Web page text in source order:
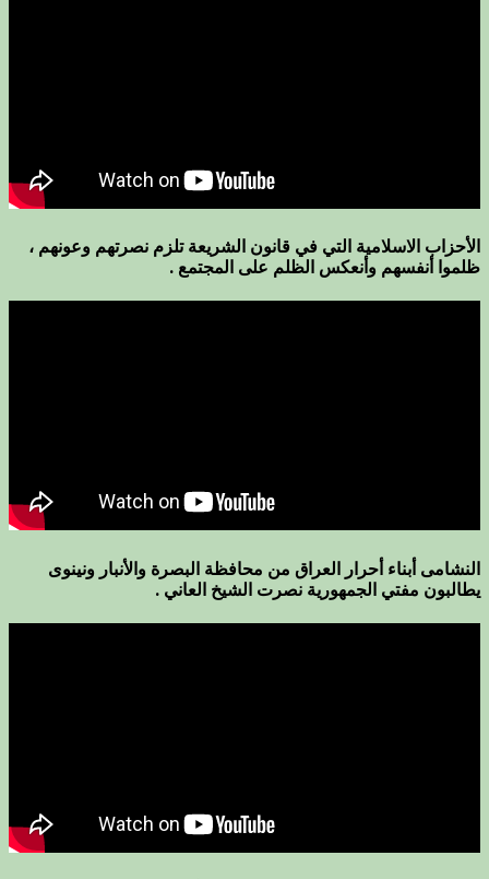
الأحزاب الاسلامية التي في قانون الشريعة تلزم نصرتهم وعونهم ،
ظلموا أنفسهم وأنعكس الظلم على المجتمع .
النشامى أبناء أحرار العراق من محافظة البصرة والأنبار ونينوى
يطالبون مفتي الجمهورية نصرت الشيخ العاني .